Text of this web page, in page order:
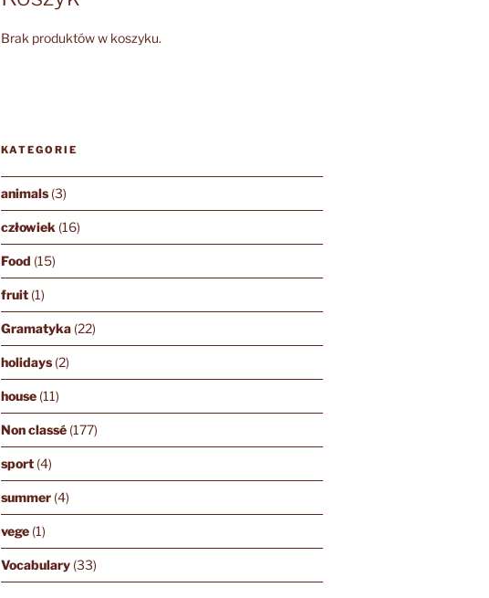
Brak produktów w koszyku.
KATEGORIE
animals(3)
człowiek (16)
Food (15)
fruit (1)
Gramatyka (22)
holidays(2)
house (11)
Non classé (177)
sport (4)
summer (4)
vege (1)
Vocabulary (33)